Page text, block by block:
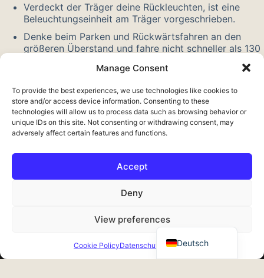
Manage Consent
To provide the best experiences, we use technologies like cookies to
store and/or access device information. Consenting to these
technologies will allow us to process data such as browsing behavior or
unique IDs on this site. Not consenting or withdrawing consent, may
adversely affect certain features and functions.
Accept
Deny
View preferences
Cookie PolicyDatenschutzrichtlinie
Verdeckt der Träger deine Rückleuchten, ist eine
Beleuchtungseinheit am Träger vorgeschrieben.
Denke beim Parken und Rückwärtsfahren an den
größeren Überstand und fahre nicht schneller als 130
Schau dir auch unsere anderen
Anhängerkupplung-
Verlängerungen. Mehr über das Standardmaß erfahren?
Lies über dieAnhängerkupplungskugel.
© 2026 Expeditech reistechniek · Erve Oosterveld 5, 7625 NC
Zenderen · KvK 08115904 · BTW NL001582125B63 ·
info@expeditech.nl · +31 (0)74 711 0350
Deutsch